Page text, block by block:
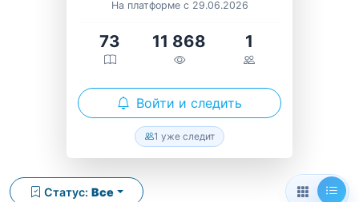
На платформе с 29.06.2026
73 11 868 1
Войти и следить
1 уже следит
Статус: Все